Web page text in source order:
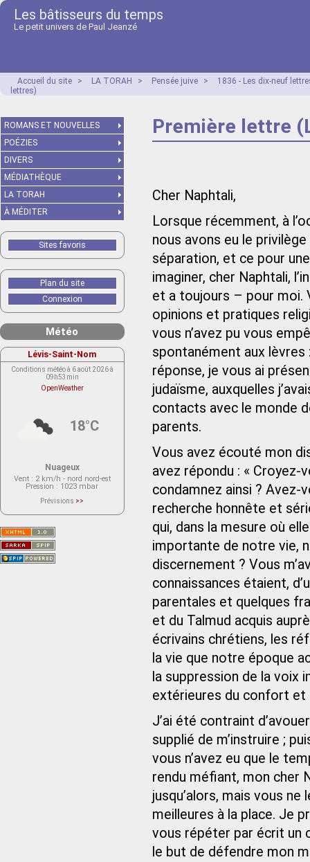
Les bâtisseurs du temps
Le petit univers de Paul Jeanzé
Accueil du site > LA TORAH > Pensée juive >
1836 - Les dix-neuf
lettres)
Première lettre
Cher Naphtali,
Lorsque récemment, à
nous avons eu le
séparation, et ce pour
imaginer, cher Naphtali,
et a toujours – pour moi.
opinions et pratiques
vous n’avez pu vous
spontanément aux lèvres
réponse, je vous ai
judaïsme, auxquelles
contacts avec le monde
parents.
Vous avez écouté mon
avez répondu : « Croyez-
condamnez ainsi ? Avez-
recherche honnête et
qui, dans la mesure où
importante de notre vie,
discernement ? Vous
connaissances étaient,
parentales et quelques
et du Talmud acquis
écrivains chrétiens, les
la vie que notre époque
la suppression de la voix
extérieures du confort et
J’ai été contraint
supplié de m’instruire ;
vous n’avez eu que le
rendu méfiant, mon cher
jusqu’alors, mais vous ne
meilleures à la place. Je
vous répéter par écrit un
le but de défendre mon
ROMANS ET NOUVELLES
POÉZIES
DIVERS
MÉDIATHÈQUE
LA TORAH
À MÉDITER
Sites favoris
Plan du site
Connexion
Météo
Lévis-Saint-Nom
Conditions météo à 6 août 2026 à
09h53min
OpenWeather
18°C
Nuageux
Vent : 2 km/h - nord nord-est
Pression : 1023 mbar
Prévisions >>
actuellement aucune prévision
Saint-Nom.
Veuillez consulter le message du
service ci-dessous.
(401 - Invalid API key. Please see
https://openweathermap.org/faq#error401